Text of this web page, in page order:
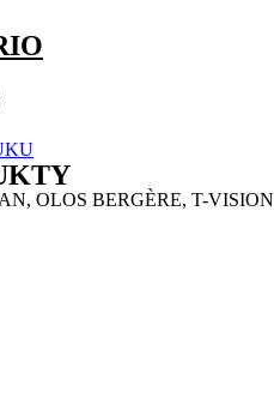
OLOS BERGÈRE, T-VISION